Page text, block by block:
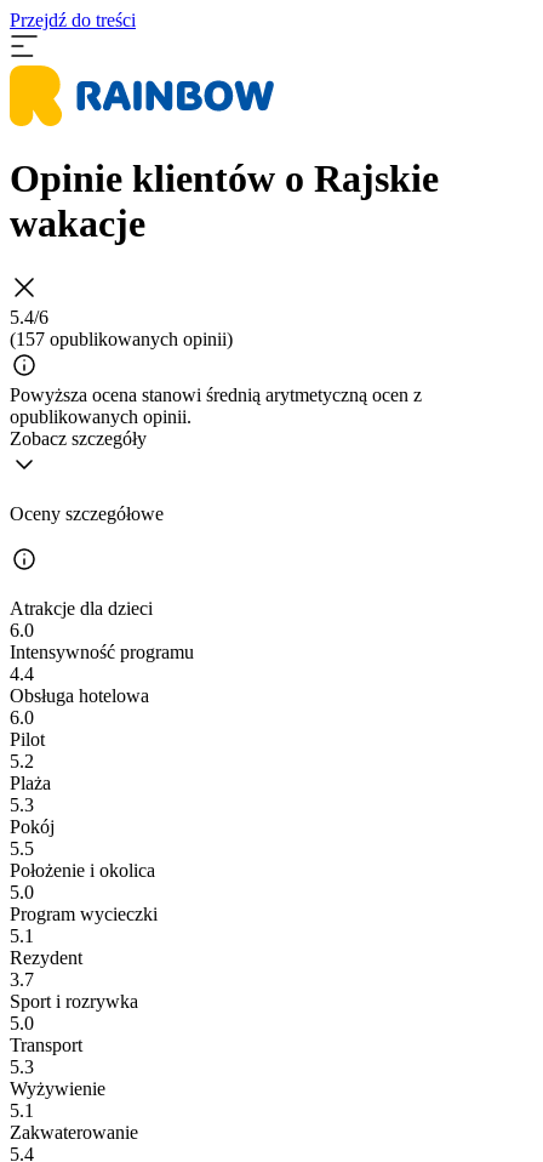
Przejdź do treści
Opinie klientów o Rajskie
wakacje
5.4/6
(157 opublikowanych opinii)
Powyższa ocena stanowi średnią arytmetyczną ocen z
opublikowanych opinii.
Zobacz szczegóły
Oceny szczegółowe
Atrakcje dla dzieci
6.0
Intensywność programu
4.4
Obsługa hotelowa
6.0
Pilot
5.2
Plaża
5.3
Pokój
5.5
Położenie i okolica
5.0
Program wycieczki
5.1
Rezydent
3.7
Sport i rozrywka
5.0
Transport
5.3
Wyżywienie
5.1
Zakwaterowanie
5.4